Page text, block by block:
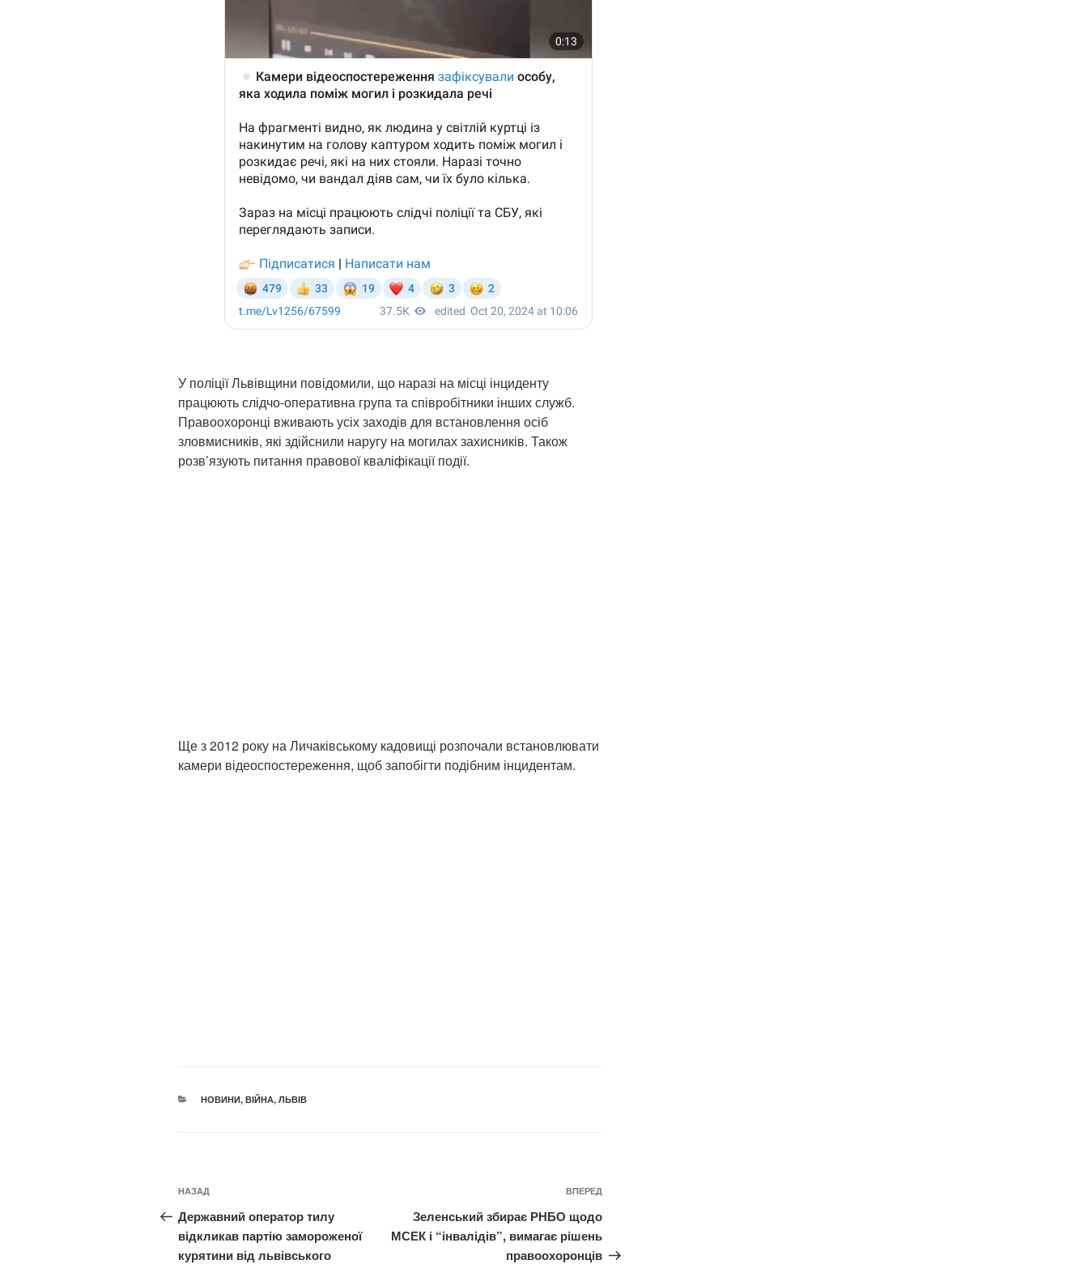
У поліції Львівщини повідомили, що наразі на місці інциденту
працюють слідчо-оперативна група та співробітники інших служб.
Правоохоронці вживають усіх заходів для встановлення осіб
зловмисників, які здійснили наругу на могилах захисників. Також
розв’язують питання правової кваліфікації події.
Ще з 2012 року на Личаківському кадовищі розпочали встановлювати
камери відеоспостереження, щоб запобігти подібним інцидентам.
КАТЕГОРІЇ
НОВИНИ, ВІЙНА, ЛЬВІВ
Навігація
записів
Попередній
запис:
НАЗАД
Державний оператор тилу
відкликав партію замороженої
курятини від львівського
Наступний
запис
ВПЕРЕД
Зеленський збирає РНБО щодо
МСЕК і “інвалідів”, вимагає рішень
правоохоронців